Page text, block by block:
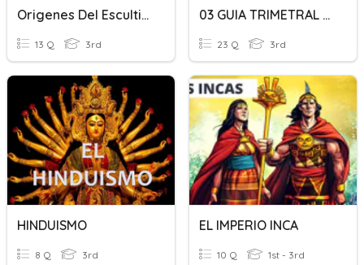
Origenes Del Escultismo
13 Q 3rd
03 GUIA TRIMETRAL DE INFORMATICA
23 Q 3rd
HINDUISMO
8 Q 3rd
EL IMPERIO INCA
10 Q 1st - 3rd